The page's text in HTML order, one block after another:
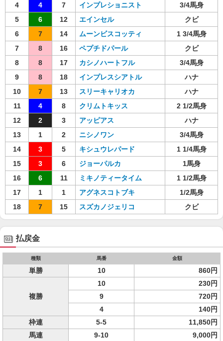
4
4 7 インプレショニスト
3/4馬身
5
6 12 エインセル
クビ
6
7 14 ムーンビスコッティ
1 3/4馬身
7
8 16 ペプチドパール
クビ
8
8 17 カシノハートフル
3/4馬身
9
8 18 インプレスシアトル
ハナ
10
7 13 スリーキャリオカ
ハナ
11
4 8 クリムトキッス
2 1/2馬身
12
2 3 アッピアス
ハナ
13
1 2 ニシノワン
3/4馬身
14
3 5 キシュウレパード
1 1/4馬身
15
3 6 ジョーパルカ
1馬身
16
6 11 ミキノティータイム
1 1/2馬身
17
1 1 アグネスコトブキ
1/2馬身
18
7 15 スズカノジェリコ クビ
払戻金
種類 馬番 金額
単勝 10 860円
複勝
10
230円
9
720円
4
140円
枠連
5-5
11,850円
馬連
9-10 9,000円